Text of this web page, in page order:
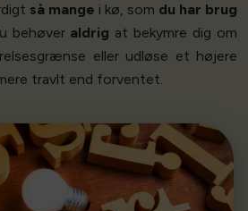
så mange i kø, som du har brug
behøver aldrig at bekymre dig om
eller udløse et højere
travlt end forventet.
Kom I Gang